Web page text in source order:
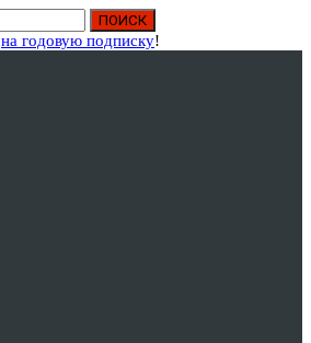
на годовую подписку!